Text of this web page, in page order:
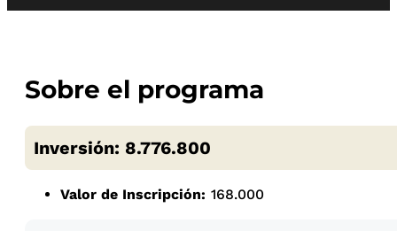
Sobre el programa
Inversión: 8.776.800
Valor de Inscripción: 168.000